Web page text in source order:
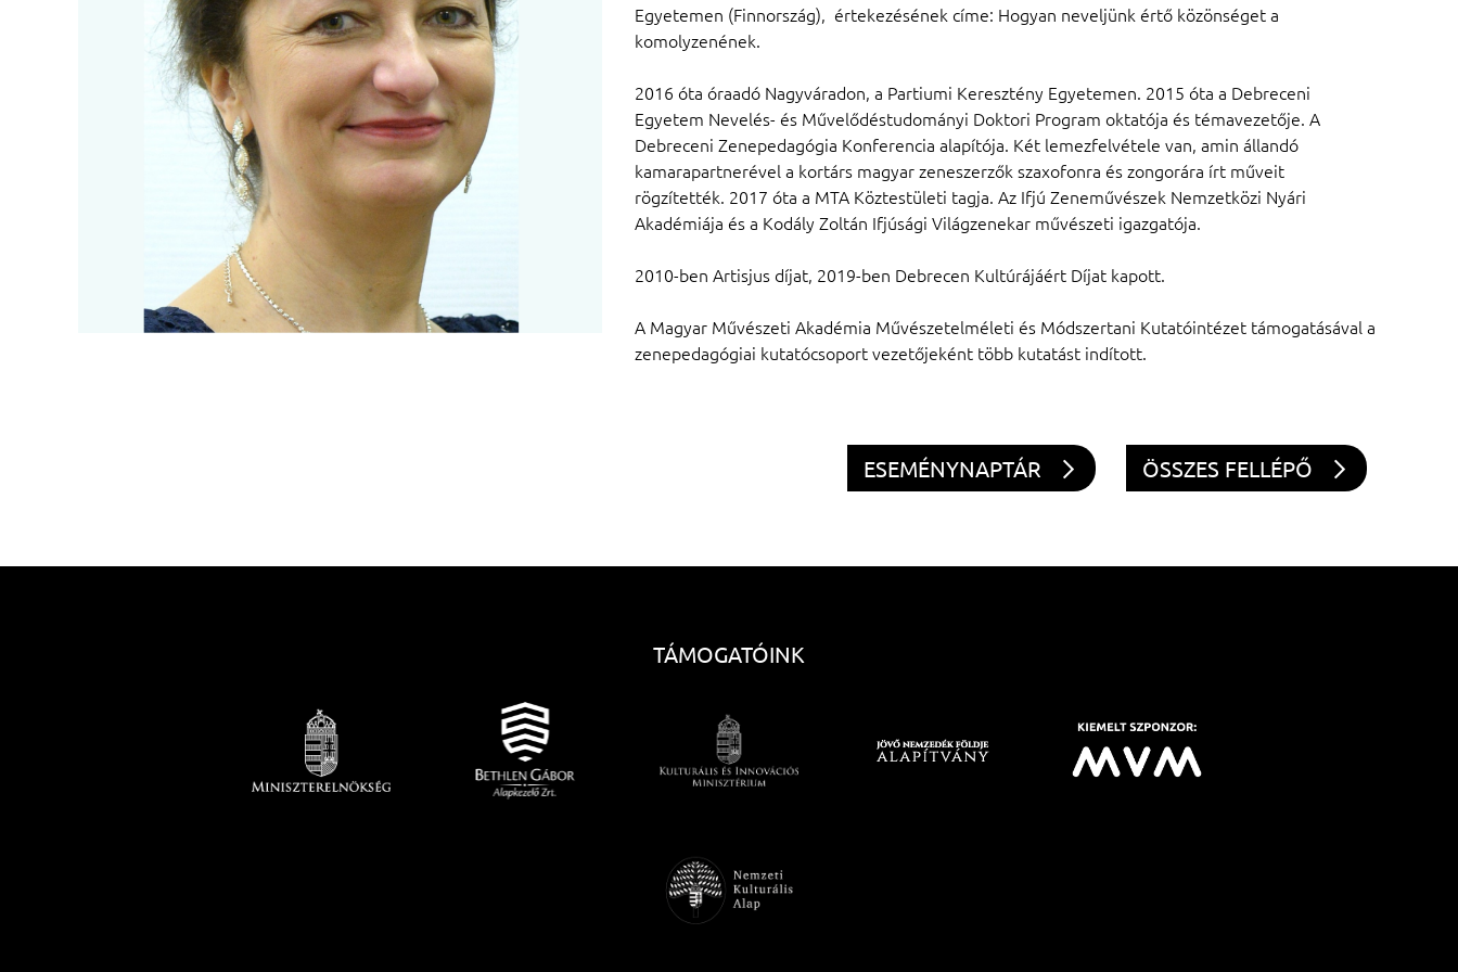
Egyetemen (Finnország), értekezésének címe: Hogyan neveljünk értő közönséget a
komolyzenének.
2016 óta óraadó Nagyváradon, a Partiumi Keresztény Egyetemen. 2015 óta a Debreceni
Egyetem Nevelés- és Művelődéstudományi Doktori Program oktatója és témavezetője. A
Debreceni Zenepedagógia Konferencia alapítója. Két lemezfelvétele van, amin állandó
kamarapartnerével a kortárs magyar zeneszerzők szaxofonra és zongorára írt műveit
rögzítették. 2017 óta a MTA Köztestületi tagja. Az Ifjú Zeneművészek Nemzetközi Nyári
Akadémiája és a Kodály Zoltán Ifjúsági Világzenekar művészeti igazgatója.
2010-ben Artisjus díjat, 2019-ben Debrecen Kultúrájáért Díjat kapott.
A Magyar Művészeti Akadémia Művészetelméleti és Módszertani Kutatóintézet támogatásával a
zenepedagógiai kutatócsoport vezetőjeként több kutatást indított.
ESEMÉNYNAPTÁR ÖSSZES FELLÉPŐ
TÁMOGATÓINK